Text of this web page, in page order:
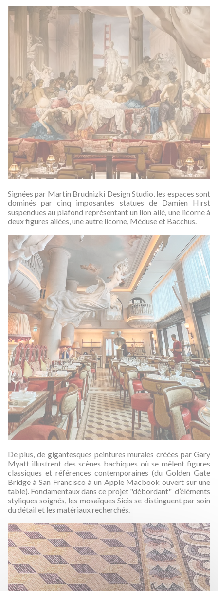
Signées par Martin Brudnizki Design Studio, les espaces sont
dominés par cinq imposantes statues de Damien Hirst
suspendues au plafond représentant un lion ailé, une licorne à
deux figures ailées, une autre licorne, Méduse et Bacchus.
De plus, de gigantesques peintures murales créées par Gary
Myatt illustrent des scènes bachiques où se mêlent figures
classiques et références contemporaines (du Golden Gate
Bridge à San Francisco à un Apple Macbook ouvert sur une
table). Fondamentaux dans ce projet "débordant" d’éléments
styliques soignés, les mosaïques Sicis se distinguent par soin
du détail et les matériaux recherchés.